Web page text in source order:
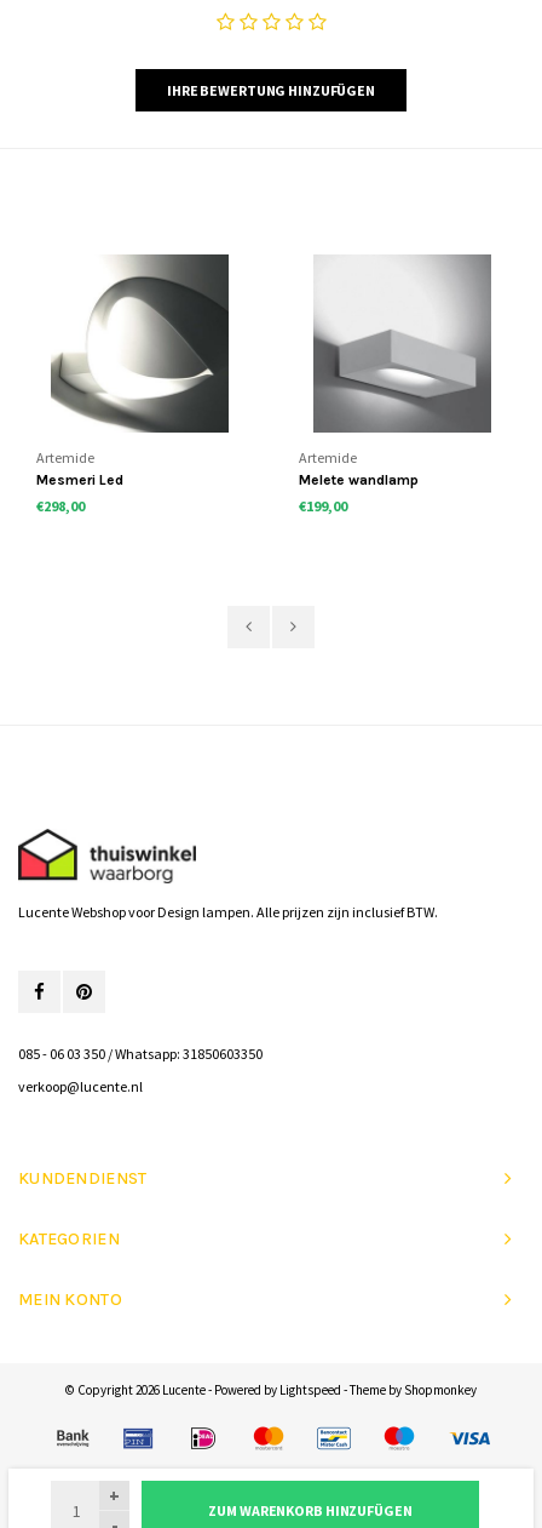
+
ZUM WARENKORB HINZUFÜGEN
IHRE BEWERTUNG HINZUFÜGEN
Artemide
Mesmeri Led
€298,00
Artemide
Melete wandlamp
€199,00
Lucente Webshop voor Design lampen. Alle prijzen zijn inclusief BTW.
085 - 06 03 350 / Whatsapp: 31850603350
verkoop@lucente.nl
KUNDENDIENST
KATEGORIEN
MEIN KONTO
© Copyright 2026 Lucente - Powered by Lightspeed - Theme by Shopmonkey